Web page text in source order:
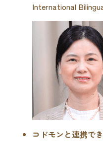
International
コドモンと連携で